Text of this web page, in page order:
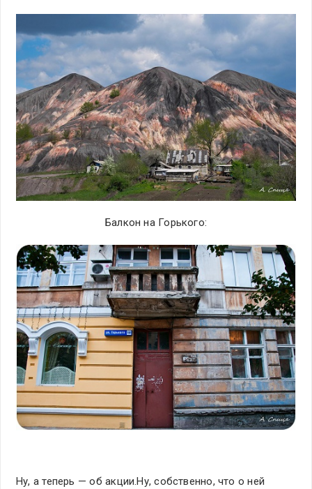
Балкон на Горького:
Ну, а теперь — об акции.Ну, собственно, что о ней